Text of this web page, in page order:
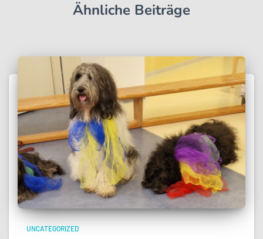
Ähnliche Beiträge
UNCATEGORIZED